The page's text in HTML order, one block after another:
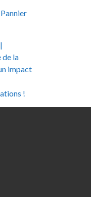
de la
impact
!